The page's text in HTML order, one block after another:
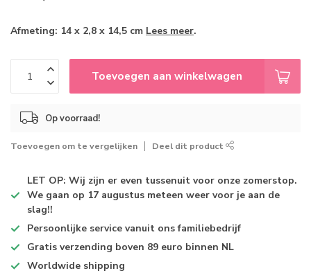
Afmeting: 14 x 2,8 x 14,5 cm Lees meer.
Toevoegen aan winkelwagen
Op voorraad!
Toevoegen om te vergelijken Deel dit product
LET OP: Wij zijn er even tussenuit voor onze zomerstop.
We gaan op 17 augustus meteen weer voor je aan de
slag!!
Persoonlijke service vanuit ons familiebedrijf
Gratis verzending boven 89 euro binnen NL
Worldwide shipping